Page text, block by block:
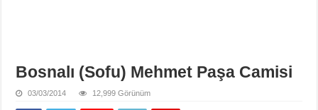
Bosnalı (Sofu) Mehmet Paşa Camisi
03/03/2014 12,999 Görünüm